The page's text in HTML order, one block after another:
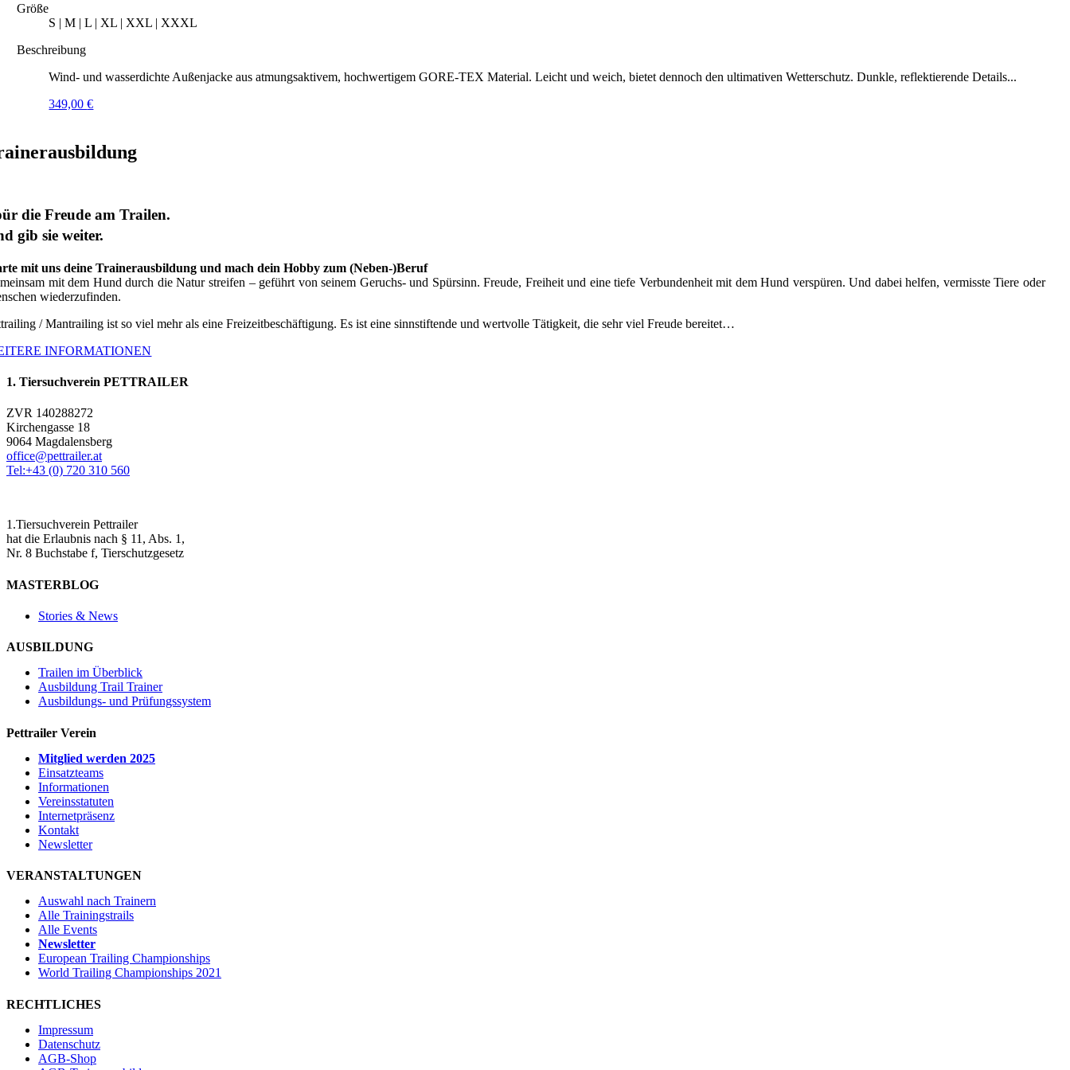
Größe
S | M | L | XL | XXL | XXXL
Beschreibung
Wind- und wasserdichte Außenjacke aus atmungsaktivem, hochwertigem GORE-TEX Material. Leicht und weich, bietet dennoch den ultimativen Wetterschutz. Dunkle, reflektierende Details...
349,00€
die Freude am Trailen.
gib sie weiter.
mit uns deine Trainerausbildung und mach dein Hobby zum (Neben-)Beruf
mit dem Hund durch die Natur streifen – geführt von seinem Geruchs- und Spürsinn. Freude, Freiheit und eine tiefe Verbundenheit mit dem Hund verspüren. Und dabei helfen, vermisste Tiere oder
wiederzufinden.
/ Mantrailing ist so viel mehr als eine Freizeitbeschäftigung. Es ist eine sinnstiftende und wertvolle Tätigkeit, die sehr viel Freude bereitet…
INFORMATIONEN
1. Tiersuchverein PETTRAILER
ZVR 140288272
Kirchengasse 18
9064 Magdalensberg
office@pettrailer.at
Tel:+43 (0) 720 310 560
1.Tiersuchverein Pettrailer
hat die Erlaubnis nach § 11, Abs. 1,
Nr. 8 Buchstabe f, Tierschutzgesetz
MASTERBLOG
Stories & News
AUSBILDUNG
Trailen im Überblick
Ausbildung Trail Trainer
Ausbildungs- und Prüfungssystem
Pettrailer Verein
Mitglied werden 2025
Einsatzteams
Informationen
Vereinsstatuten
Internetpräsenz
Kontakt
Newsletter
VERANSTALTUNGEN
Auswahl nach Trainern
Alle Trainingstrails
Alle Events
Newsletter
European Trailing Championships
World Trailing Championships 2021
RECHTLICHES
Impressum
Datenschutz
AGB-Shop